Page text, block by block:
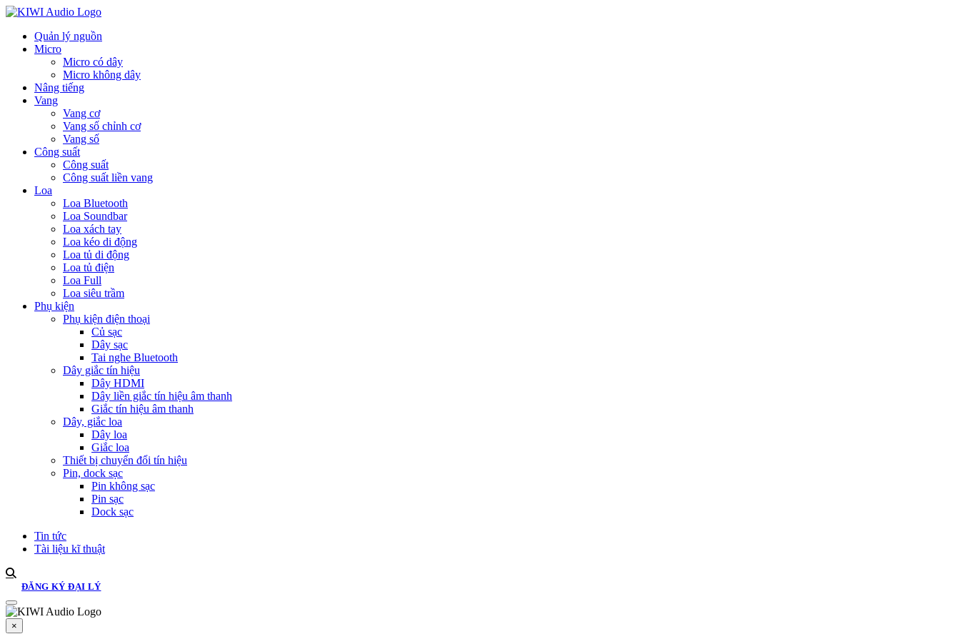
Quản lý nguồn
Micro
Micro có dây
Micro không dây
Nâng tiếng
Vang
Vang cơ
Vang số chỉnh cơ
Vang số
Công suất
Công suất
Công suất liền vang
Loa
Loa Bluetooth
Loa Soundbar
Loa xách tay
Loa kéo di động
Loa tủ di động
Loa tủ điện
Loa Full
Loa siêu trầm
Phụ kiện
Phụ kiện điện thoại
Củ sạc
Dây sạc
Tai nghe Bluetooth
Dây giắc tín hiệu
Dây HDMI
Dây liền giắc tín hiệu âm thanh
Giắc tín hiệu âm thanh
Dây, giắc loa
Dây loa
Giắc loa
Thiết bị chuyển đổi tín hiệu
Pin, dock sạc
Pin không sạc
Pin sạc
Dock sạc
Tin tức
Tài liệu kĩ thuật
ĐĂNG KÝ ĐẠI LÝ
×